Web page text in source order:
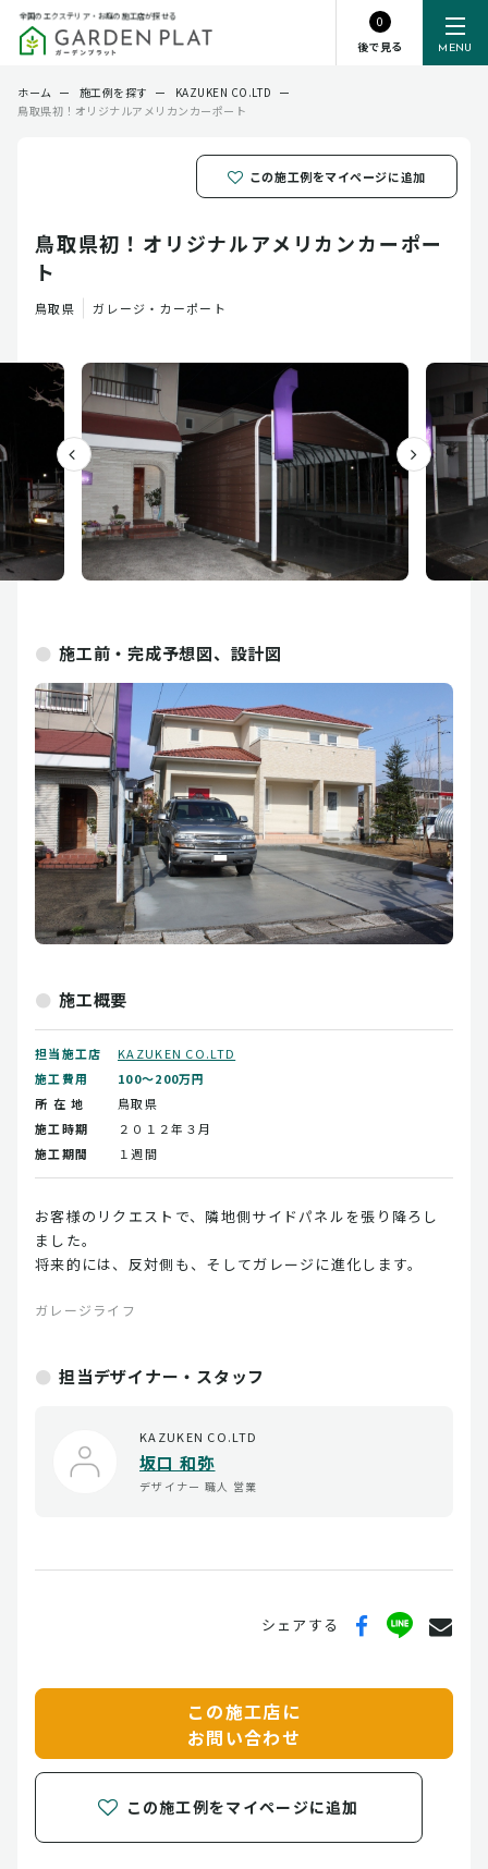
MENU
全国のエクステリア・お庭の施工店が探せる
0
後で見る
ホーム ー 施工例を探す ー KAZUKEN CO.LTD ー
鳥取県初！オリジナルアメリカンカーポート
この施工例をマイページに追加
鳥取県初！オリジナルアメリカンカーポー
ト
鳥取県 ガレージ・カーポート
施工前・完成予想図、設計図
施工概要
担当施工店
KAZUKEN CO.LTD
施工費用
100～200万円
所 在 地
鳥取県
施工時期
２０１２年３月
施工期間
１週間
お客様のリクエストで、隣地側サイドパネルを張り降ろし
ました。
将来的には、反対側も、そしてガレージに進化します。
ガレージライフ
担当デザイナー・スタッフ
KAZUKEN CO.LTD
坂口 和弥
デザイナー 職人 営業
シェアする
この施工店に
お問い合わせ
この施工例をマイページに追加